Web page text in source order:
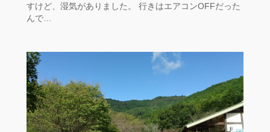
すけど、湿気がありました。 行きはエアコンOFFだった
んで…